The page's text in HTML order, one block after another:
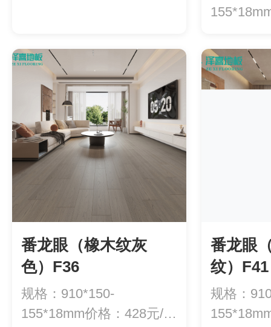
番龙眼（橡木纹灰
色）F36
规格：910*150-
155*18mm价格：428元/平
番龙眼
纹）F41
规格：